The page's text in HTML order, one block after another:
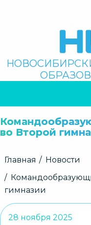
Поиск
НАВИГАЦИЯ
во Второй
Строка
Главная
Новости
гимназии
28 ноября 2025